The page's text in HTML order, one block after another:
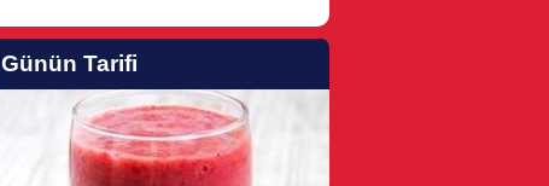
Günün Tarifi